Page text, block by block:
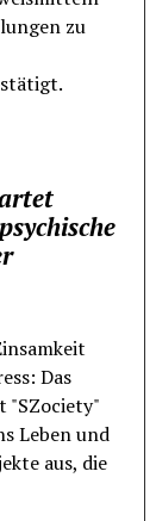
zu
Das
"SZociety"
Leben und
aus, die